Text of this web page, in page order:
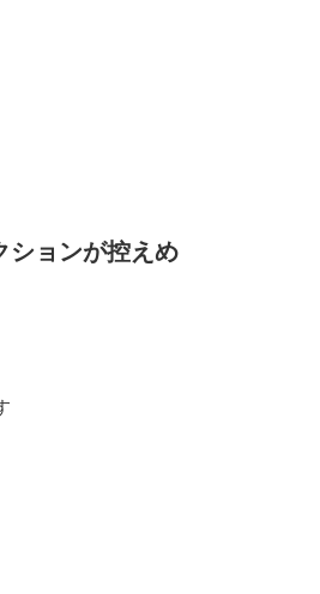
ションが控えめ